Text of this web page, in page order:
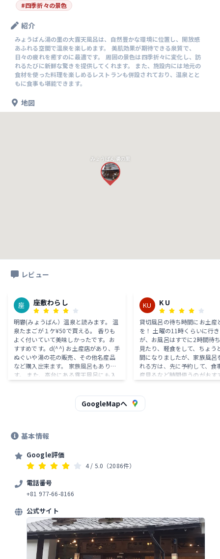
#四季折々の景色
紹介
みょうばん湯の里の大露天風呂は、自然豊かな環境に位置し、開放感
あふれる空間で温泉を楽しめます。 美肌効果が期待できる泉質で、
日々の疲れを癒すのに最適です。 周囲の景色は四季折々に変化し、訪
れるたびに新鮮な驚きを提供してくれます。 また、施設内には地元の
食材を使った料理を楽しめるレストランも併設されており、温泉とと
もに食事も堪能できます。
地図
みょうばん湯の里
レビュー
座 座敷わらし
明礬(みょうばん）温泉と読みます。 温
泉たまごが１ケ¥50で買える。 香りも
よく付いていて美味しかったです。お
すすめです。d(⁠^⁠^⁠) お土産店があり、手
ぬぐいや湯の花の販売、その他名産品
など購入出来ます。 家族風呂もありま
す。 また、高台にある露天風呂にも入
在期間でもかなり印象に残った温泉に
なりました。 いいお湯でした。(⁠ ⁠ꈍ⁠ᴗ⁠ꈍ⁠)
KU K U
貸切風呂の待ち時間にお土産
を！ 土曜の11時くらいに行
が、お風呂はすでに2時間待
見たり、軽食をして、ちょう
間になりましたが、家族風呂
れる方は、先に予約して、食
産見るなど時間使うのがおす
から硫黄の臭いが取れないレ
が、自分は、それが好きでよ
GoogleMapへ
基本情報
Google評価
4 / 5.0 （2086件）
電話番号
+81 977-66-8166
公式サイト